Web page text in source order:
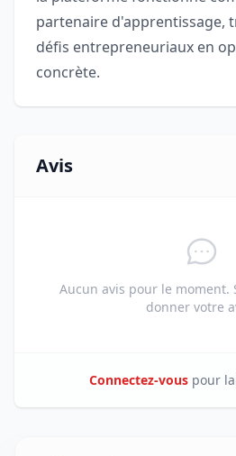
partenaire d'apprentissage,
défis entrepreneuriaux en
concrète.
Avis
Aucun avis pour le moment.
donner votre
Connectez-vous pour